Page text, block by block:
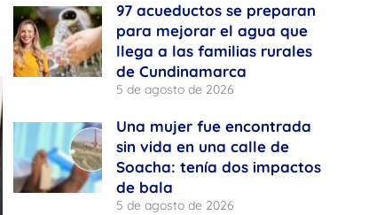
97 acueductos se preparan
para mejorar el agua que
llega a las familias rurales
de Cundinamarca
5 de agosto de 2026
Una mujer fue encontrada
sin vida en una calle de
Soacha: tenía dos impactos
de bala
5 de agosto de 2026